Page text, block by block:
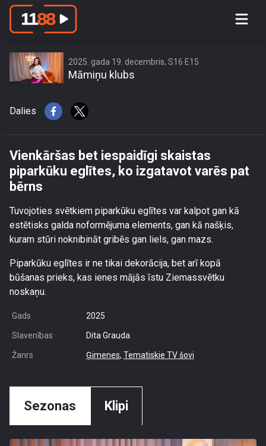
Vienkāršas bet iespaidīgi skaistas
2025. gada 19. decembris, S16 E15
Māmiņu klubs
Dalies
Vienkāršas bet iespaidīgi skaistas
piparkūku eglītes, ko izgatavot varēs pat
bērns
Tuvojoties svētkiem piparkūku eglītes var kalpot gan kā
estētisks galda noformējuma elements, gan kā našķis,
kuram stūri noknibināt gribēs gan liels, gan mazs.
Piparkūku eglītes ir ne tikai dekorācija, bet arī kopā
būšanas prieks, kas ienes mājās īstu Ziemassvētku
noskaņu.
Gads 2025
Slavenības Dita Grauda
Žanrs Ģimenes, Tematiskie TV šovi
Sezonas Klipi